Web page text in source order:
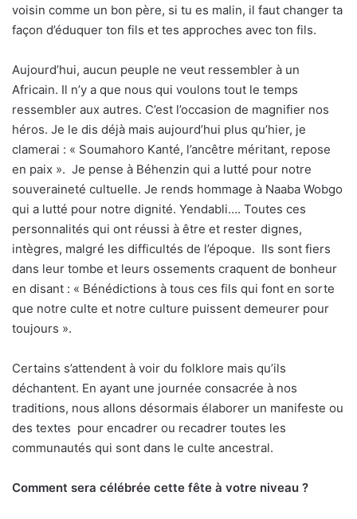
voisin comme un bon père, si tu es malin, il faut changer ta
façon d’éduquer ton fils et tes approches avec ton fils.
Aujourd’hui, aucun peuple ne veut ressembler à un
Africain. Il n’y a que nous qui voulons tout le temps
ressembler aux autres. C’est l’occasion de magnifier nos
héros. Je le dis déjà mais aujourd’hui plus qu’hier, je
clamerai : « Soumahoro Kanté, l’ancêtre méritant, repose
en paix ». Je pense à Béhenzin qui a lutté pour notre
souveraineté cultuelle. Je rends hommage à Naaba Wobgo
qui a lutté pour notre dignité. Yendabli…. Toutes ces
personnalités qui ont réussi à être et rester dignes,
intègres, malgré les difficultés de l’époque. Ils sont fiers
dans leur tombe et leurs ossements craquent de bonheur
en disant : « Bénédictions à tous ces fils qui font en sorte
que notre culte et notre culture puissent demeurer pour
toujours ».
Certains s’attendent à voir du folklore mais qu’ils
déchantent. En ayant une journée consacrée à nos
traditions, nous allons désormais élaborer un manifeste ou
des textes pour encadrer ou recadrer toutes les
communautés qui sont dans le culte ancestral.
Comment sera célébrée cette fête à votre niveau ?